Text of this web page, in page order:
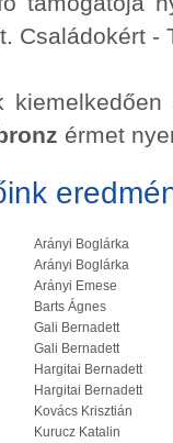
Családokért -
érmet
Arányi Boglárka
Arányi Boglárka
Arányi Emese
Barts Ágnes
Gali Bernadett
Gali Bernadett
Hargitai Bernadett
Hargitai Bernadett
Kovács Krisztián
Kurucz Katalin